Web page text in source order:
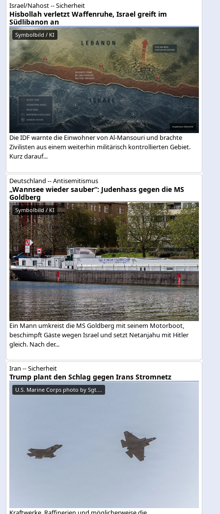
Israel/Nahost -- Sicherheit
Hisbollah verletzt Waffenruhe, Israel greift im
Südlibanon an
Symbolbild / KI
Die IDF warnte die Einwohner von Al-Mansouri und brachte
Zivilisten aus einem weiterhin militärisch kontrollierten Gebiet.
Kurz darauf...
Deutschland -- Antisemitismus
„Wannsee wieder sauber“: Judenhass gegen die MS
Goldberg
Symbolbild / KI
Ein Mann umkreist die MS Goldberg mit seinem Motorboot,
beschimpft Gäste wegen Israel und setzt Netanjahu mit Hitler
gleich. Nach der...
Iran -- Sicherheit
Trump plant den Schlag gegen Irans Stromnetz
U.S. Marine Corps photo by Sgt....